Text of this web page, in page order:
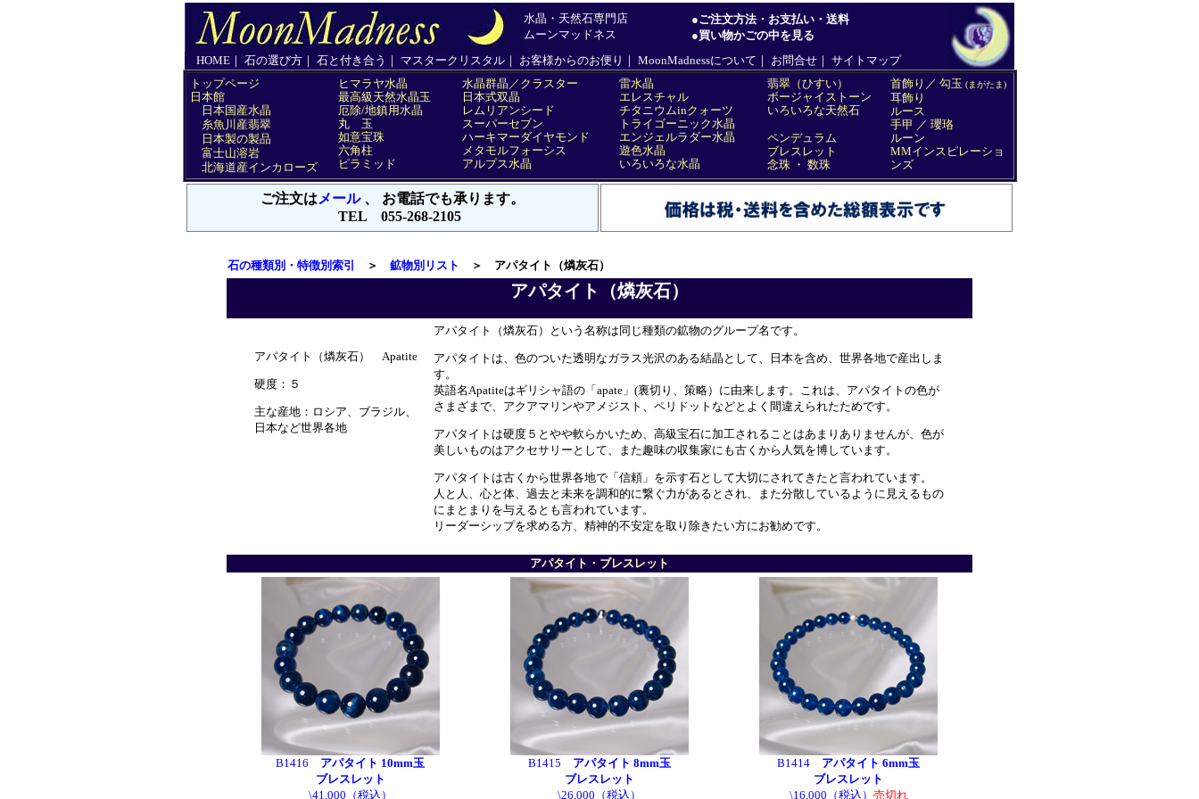
石の種類別・特徴別索引 ＞ 鉱物別リスト ＞ アパタイト（燐灰石）
アパタイト（燐灰石）
アパタイト（燐灰石） Apatite
硬度：５
主な産地：ロシア、ブラジル、
日本など世界各地
アパタイト（燐灰石）という名称は同じ種類の鉱物のグループ名です。
アパタイトは、色のついた透明なガラス光沢のある結晶として、日本を含め、世界各地で産出しま
す。
英語名Apatiteはギリシャ語の「apate」(裏切り、策略）に由来します。これは、アパタイトの色が
さまざまで、アクアマリンやアメジスト、ペリドットなどとよく間違えられたためです。
アパタイトは硬度５とやや軟らかいため、高級宝石に加工されることはあまりありませんが、色が
美しいものはアクセサリーとして、また趣味の収集家にも古くから人気を博しています。
アパタイトは古くから世界各地で「信頼」を示す石として大切にされてきたと言われています。
人と人、心と体、過去と未来を調和的に繋ぐ力があるとされ、また分散しているように見えるもの
にまとまりを与えるとも言われています。
リーダーシップを求める方、精神的不安定を取り除きたい方にお勧めです。
アパタイト・ブレスレット
B1416 アパタイト 10mm玉
ブレスレット
\41,000（税込）
B1415 アパタイト 8mm玉
ブレスレット
\26,000（税込）
B1414 アパタイト 6mm玉
ブレスレット
\16,000（税込） 売切れ